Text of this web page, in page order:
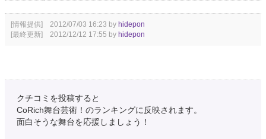
[情報提供] 2012/07/03 16:23 by hidepon
[最終更新] 2012/12/12 17:55 by hidepon
クチコミを投稿すると
CoRich舞台芸術！のランキングに反映されます。
面白そうな舞台を応援しましょう！